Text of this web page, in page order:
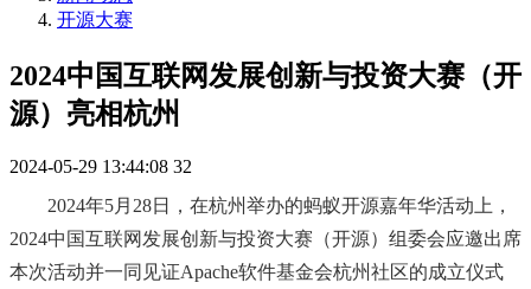
开源大赛
2024中国互联网发展创新与投资大赛（开
源）亮相杭州
2024-05-29 13:44:08 32
2024年5月28日，在杭州举办的蚂蚁开源嘉年华活动上，
2024中国互联网发展创新与投资大赛（开源）组委会应邀出席
本次活动并一同见证Apache软件基金会杭州社区的成立仪式